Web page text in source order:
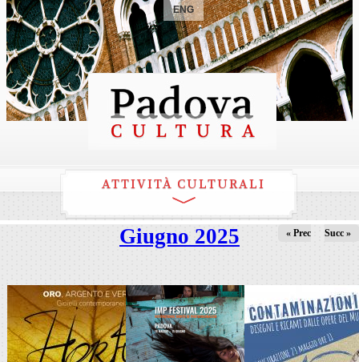
ENG
ATTIVITÀ CULTURALI
Giugno 2025 « Prec Succ »